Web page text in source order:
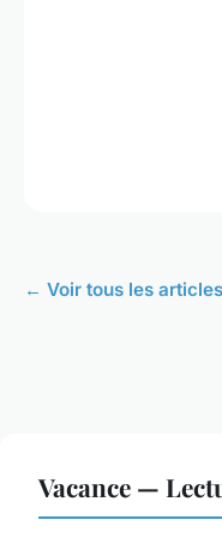
← Voir tous les
Vacance —